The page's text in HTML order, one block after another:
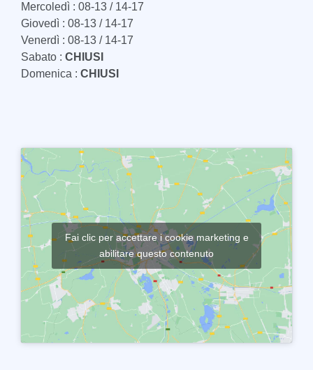
Mercoledì : 08-13 / 14-17
Giovedì : 08-13 / 14-17
Venerdì : 08-13 / 14-17
Sabato : CHIUSI
Domenica : CHIUSI
Fai clic per accettare i cookie marketing e
abilitare questo contenuto